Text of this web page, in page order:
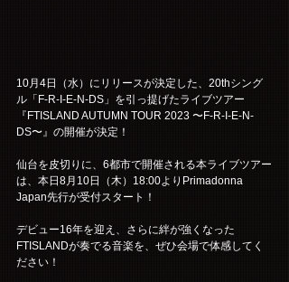
10月4日（水）にリリースが決定した、20thシング
ル「F-R-I-E-N-DS」を引っ提げたライブツアー
『FTISLAND AUTUMN TOUR 2023 〜F-R-I-E-N-
DS〜』の開催が決定！
仙台を皮切りに、6都市で開催される本ライブツアー
は、本日8月10日（木）18:00よりPrimadonna
Japan先行が受付スタート！
デビュー16年を迎え、さらに絆が強くなった
FTISLANDが奏でる音楽を、ぜひ会場で体感してく
ださい！